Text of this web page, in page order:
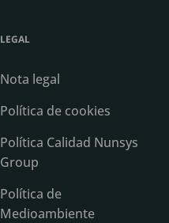
LEGAL
Nota legal
Política de cookies
Política Calidad Nunsys
Group
Política de
Medioambiente